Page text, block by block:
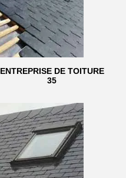
ENTREPRISE DE TOITURE
35